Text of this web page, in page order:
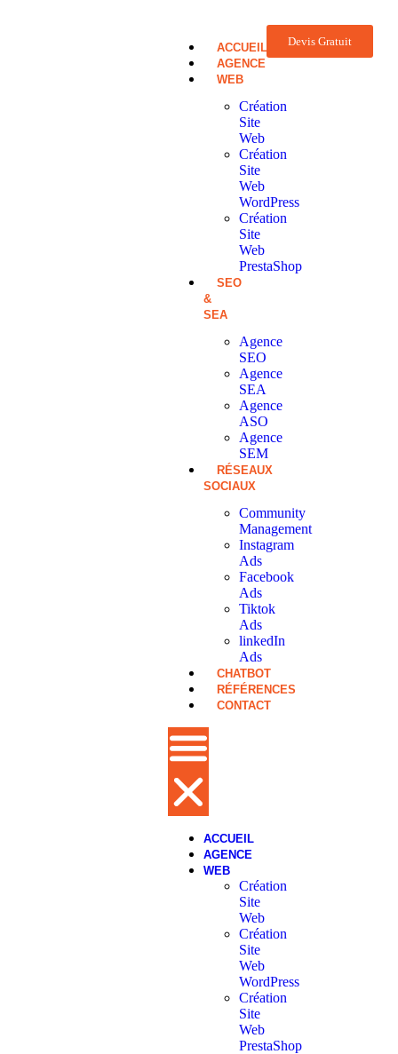
ACCUEIL
AGENCE
WEB
Création
Site
Web
Création
Site
Web
WordPress
Création
Site
Web
PrestaShop
SEO
&
SEA
Agence
SEO
Agence
SEA
Agence
ASO
Agence
SEM
RÉSEAUX
SOCIAUX
Community
Management
Instagram
Ads
Facebook
Ads
Tiktok
Ads
linkedIn
Ads
CHATBOT
RÉFÉRENCES
CONTACT
ACCUEIL
AGENCE
WEB
Création
Site
Web
Création
Site
Web
WordPress
Création
Site
Web
PrestaShop
Devis Gratuit